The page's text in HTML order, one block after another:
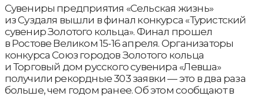
Сувениры предприятия «Сельская жизнь»
из Суздаля вышли в финал конкурса «Туристский
сувенир Золотого кольца». Финал прошел
в Ростове Великом 15-16 апреля. Организаторы
конкурса Союз городов Золотого кольца
и Торговый дом русского сувенира «Левша»
получили рекордные 303 заявки — это в два раза
больше, чем годом ранее. Об этом сообщают в